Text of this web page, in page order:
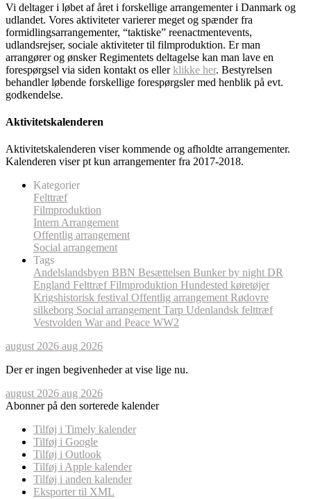
Vi deltager i løbet af året i forskellige arrangementer i Danmark og
udlandet. Vores aktiviteter varierer meget og spænder fra
formidlingsarrangementer, “taktiske” reenactmentevents,
udlandsrejser, sociale aktiviteter til filmproduktion. Er man
arrangører og ønsker Regimentets deltagelse kan man lave en
forespørgsel via siden kontakt os ellerklikke her. Bestyrelsen
behandler løbende forskellige forespørgsler med henblik på evt.
godkendelse.
Aktivitetskalenderen
Aktivitetskalenderen viser kommende og afholdte arrangementer.
Kalenderen viser pt kun arrangementer fra 2017-2018.
Kategorier
Felttræf
Filmproduktion
Intern Arrangement
Offentlig arrangement
Social arrangement
Tags
Andelslandsbyen BBN Besættelsen Bunker by night DR
England FelttræfFilmproduktion Hundested køretøjer
Krigshistorisk festival Offentlig arrangement Rødovre
silkeborg Social arrangement Tarp Udenlandsk felttræf
Vestvolden War and Peace WW2
august 2026 aug 2026
Der er ingen begivenheder at vise lige nu.
august 2026 aug 2026
Abonner på den sorterede kalender
Tilføj i Timely kalender
Tilføj i Google
Tilføj i Outlook
Tilføj i Apple kalender
Tilføj i anden kalender
Eksporter til XML